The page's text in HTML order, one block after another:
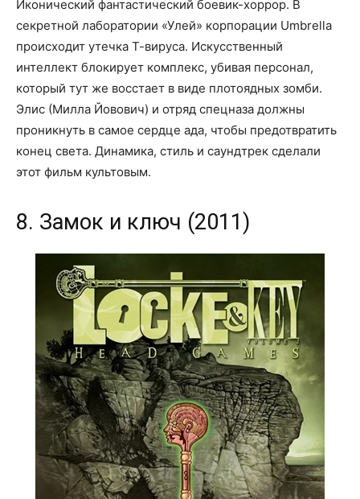
Иконический фантастический боевик-хоррор. В
секретной лаборатории «Улей» корпорации Umbrella
происходит утечка Т-вируса. Искусственный
интеллект блокирует комплекс, убивая персонал,
который тут же восстает в виде плотоядных зомби.
Элис (Милла Йовович) и отряд спецназа должны
проникнуть в самое сердце ада, чтобы предотвратить
конец света. Динамика, стиль и саундтрек сделали
этот фильм культовым.
8. Замок и ключ (2011)